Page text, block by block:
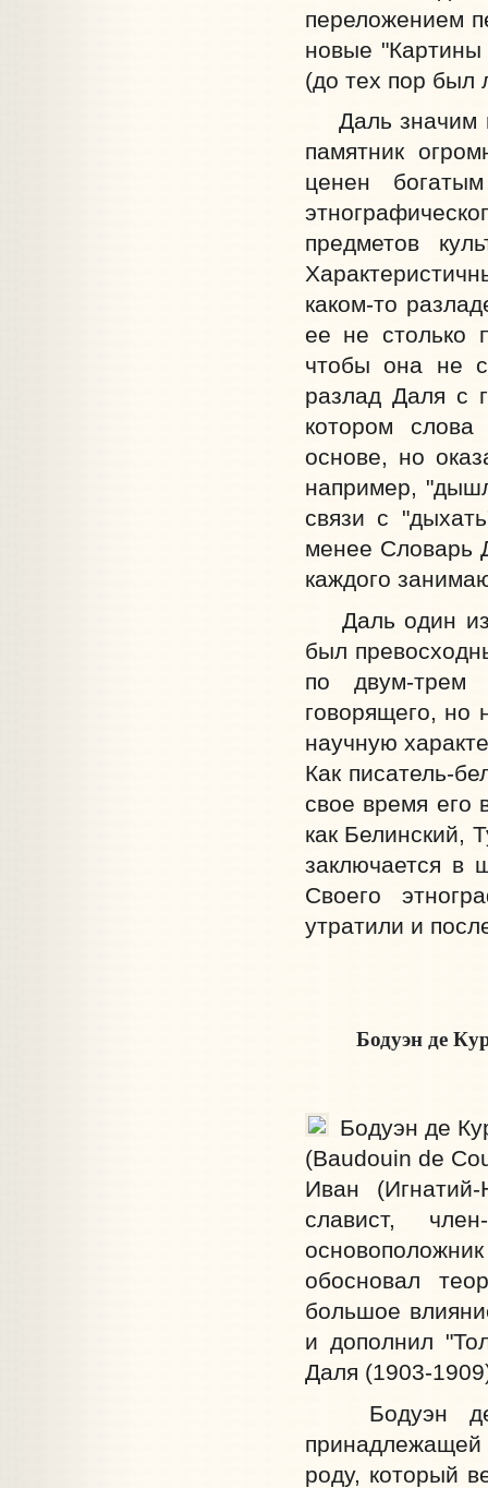
переложением
новые "Картины
(до тех пор был
Даль значим
памятник
ценен
предметов
каком-то
ее не столько
чтобы она не
разлад Даля с
котором
основе, но
например,
связи с
менее Словарь
каждого
Даль один из
был
по двум-трем
говорящего, но
научную
Как писатель-
свое время его
как Белинский,
заключается в
Своего
утратили и
Бодуэн де
Бодуэн де
(Baudouin de
Иван (Игнатий-
славист,
обосновал
большое
и дополнил
Даля (1903-
Бодуэн де
роду, который